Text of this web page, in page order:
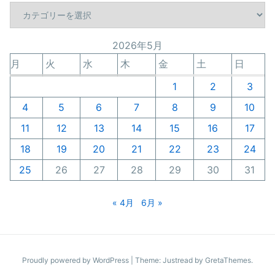
ー
2026年5月
月
火 水 木 金 土
日
1
2
3
4
5 6 7 8 9
10
11
12 13 14 15 16
17
18
19 20 21 22 23
24
25
26 27 28 29 30 31
« 4月 6月 »
Proudly powered by WordPress Theme: Justread by GretaThemes.